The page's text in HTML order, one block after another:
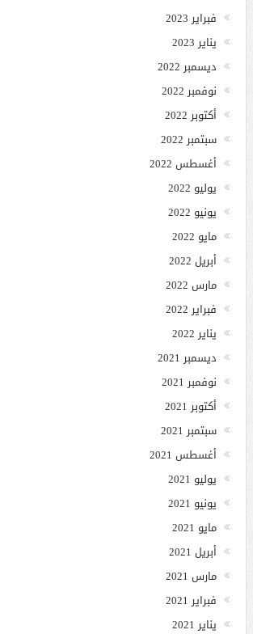
فبراير 2023
يناير 2023
ديسمبر 2022
نوفمبر 2022
أكتوبر 2022
سبتمبر 2022
أغسطس 2022
يوليو 2022
يونيو 2022
مايو 2022
أبريل 2022
مارس 2022
فبراير 2022
يناير 2022
ديسمبر 2021
نوفمبر 2021
أكتوبر 2021
سبتمبر 2021
أغسطس 2021
يوليو 2021
يونيو 2021
مايو 2021
أبريل 2021
مارس 2021
فبراير 2021
يناير 2021